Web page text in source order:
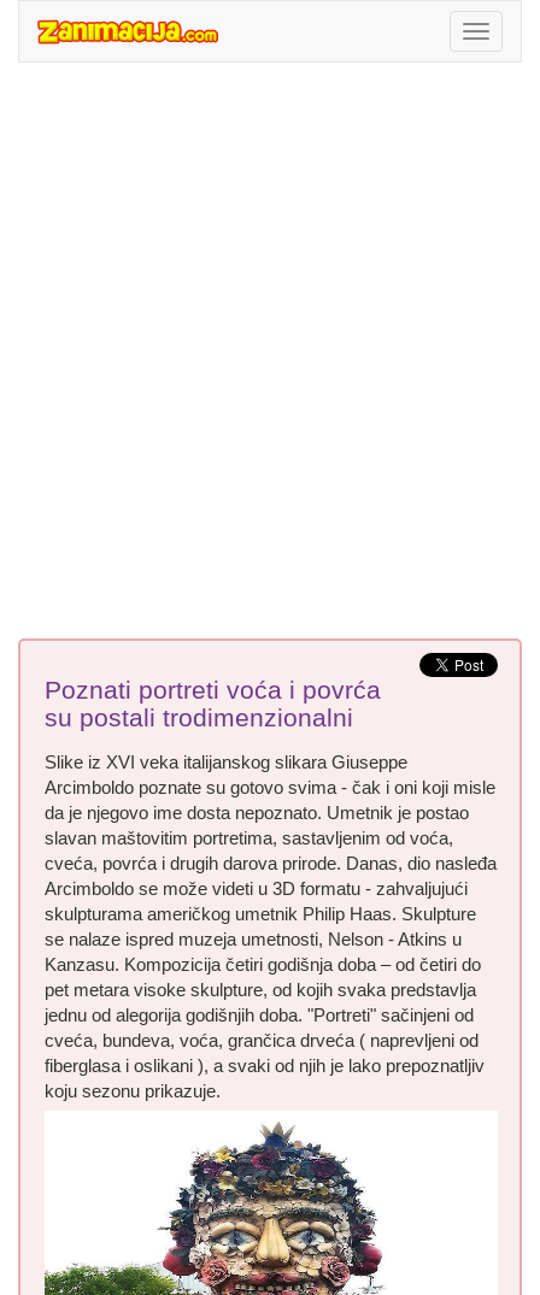
Poznati portreti voća i povrća
su postali trodimenzionalni
Slike iz XVI veka italijanskog slikara Giuseppe
Arcimboldo poznate su gotovo svima - čak i oni koji misle
da je njegovo ime dosta nepoznato. Umetnik je postao
slavan maštovitim portretima, sastavljenim od voća,
cveća, povrća i drugih darova prirode. Danas, dio nasleđa
Arcimboldo se može videti u 3D formatu - zahvaljujući
skulpturama američkog umetnik Philip Haas. Skulpture
se nalaze ispred muzeja umetnosti, Nelson - Atkins u
Kanzasu. Kompozicija četiri godišnja doba – od četiri do
pet metara visoke skulpture, od kojih svaka predstavlja
jednu od alegorija godišnjih doba. "Portreti" sačinjeni od
cveća, bundeva, voća, grančica drveća ( naprevljeni od
fiberglasa i oslikani ), a svaki od njih je lako prepoznatljiv
koju sezonu prikazuje.